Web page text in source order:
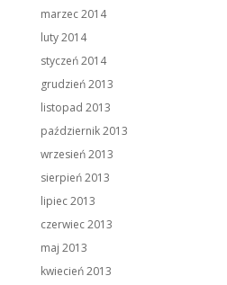
marzec 2014
luty 2014
styczeń 2014
grudzień 2013
listopad 2013
październik 2013
wrzesień 2013
sierpień 2013
lipiec 2013
czerwiec 2013
maj 2013
kwiecień 2013